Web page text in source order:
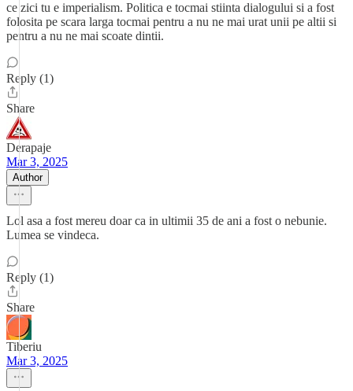
ce zici tu e imperialism. Politica e tocmai stiinta dialogului si a fost
folosita pe scara larga tocmai pentru a nu ne mai urat unii pe altii si
pentru a nu ne mai scoate dintii.
Reply (1)
Share
Derapaje
Mar 3, 2025
Author
Lol asa a fost mereu doar ca in ultimii 35 de ani a fost o nebunie.
Lumea se vindeca.
Reply (1)
Share
Tiberiu
Mar 3, 2025